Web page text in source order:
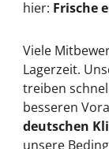
hier: Frische
Viele
Lagerzeit.
treiben
besseren
deutschen
unsere